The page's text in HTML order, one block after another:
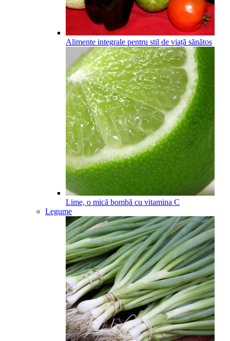
Alimente integrale pentru stil de viață sănătos
Lime, o mică bombă cu vitamina C
Legume